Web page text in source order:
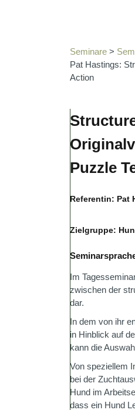
Seminare >
Pat Hastings:
Action
Puzzle
Referentin: Pat
Zielgruppe:
Im
zwischen der
dar.
In dem von ihr
in Hinblick auf
kann die
Von speziellem
bei der
Hund im
dass ein Hund